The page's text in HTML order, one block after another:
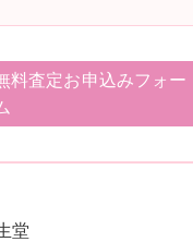
料査定お申込みフォー
堂